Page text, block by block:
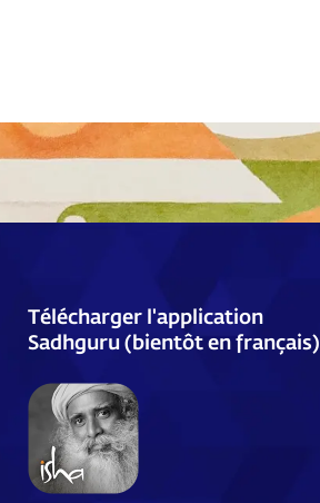
Télécharger l'application
Sadhguru (bientôt en français)